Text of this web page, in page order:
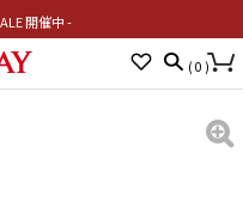
開催中 -
( 0 )